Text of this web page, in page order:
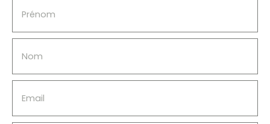
Prénom
Nom
Email